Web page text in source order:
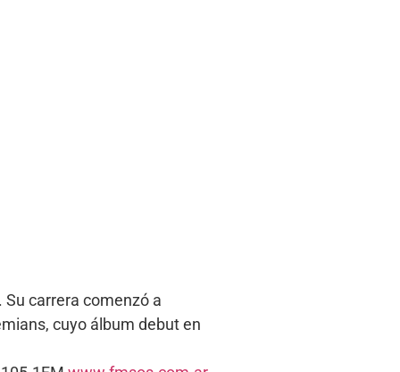
Su carrera comenzó a
cuyo álbum debut en